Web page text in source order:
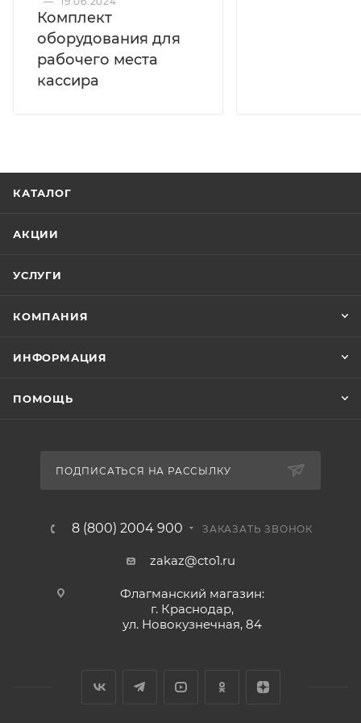
(внешний): DC 12V/5A (AC 100V~240V, 60W)
Комплект
оборудования для
рабочего места
кассира
КАТАЛОГ
АКЦИИ
УСЛУГИ
КОМПАНИЯ
ИНФОРМАЦИЯ
ПОМОЩЬ
ПОДПИСАТЬСЯ НА РАССЫЛКУ
8 (800) 2004 900 ЗАКАЗАТЬ ЗВОНОК
zakaz@cto1.ru
Флагманский магазин:
г. Краснодар,
ул. Новокузнечная, 84